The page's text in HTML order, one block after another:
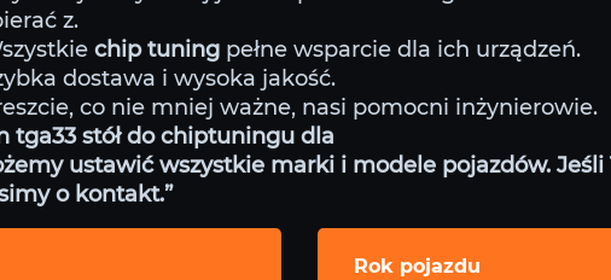
z.
chip tuning pełne wsparcie dla ich urządzeń.
dostawa i wysoka jakość.
co nie mniej ważne, nasi pomocni inżynierowie.
tga33 stół do chiptuningu dla
ustawić wszystkie marki i modele pojazdów.
o kontakt.”
Rok pojazdu